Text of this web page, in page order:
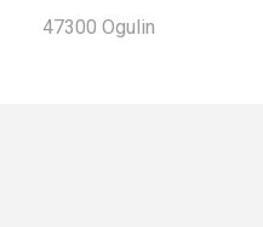
47300 Ogulin